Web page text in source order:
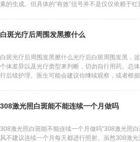
素的生成。但具体的“有效”信号并不是仅仅依赖于
白斑光疗后周围发黑擦什么
白斑光疗后周围发黑擦什么光疗后白斑周围发黑，
个体差异以及光疗类型来判断，切勿自行用药。总
行后续护理。医生可能会建议你继续观察，或者根
308激光照白斑能不能连续一个月做吗
308激光照白斑能不能连续一个月做吗“308激光照
风不建议连续一个月每天都进行照射。虽然308激